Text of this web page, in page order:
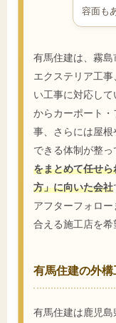
容面も
有馬住建は、霧
エクステリア工
い工事に対応し
からカーポート
事、さらには屋
できる体制が整っ
をまとめて任せ
方」に向いた会社
アフターフォロ
合える施工店を希
有馬住建の外
有馬住建は鹿児